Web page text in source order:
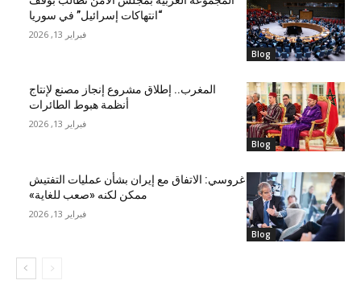
Blog
“انتهاكات إسرائيل” في سوريا
فبراير 13, 2026
Blog
المغرب.. إطلاق مشروع إنجاز مصنع لإنتاج
أنظمة هبوط الطائرات
فبراير 13, 2026
Blog
غروسي: الاتفاق مع إيران بشأن عمليات التفتيش
ممكن لكنه «صعب للغاية»
فبراير 13, 2026